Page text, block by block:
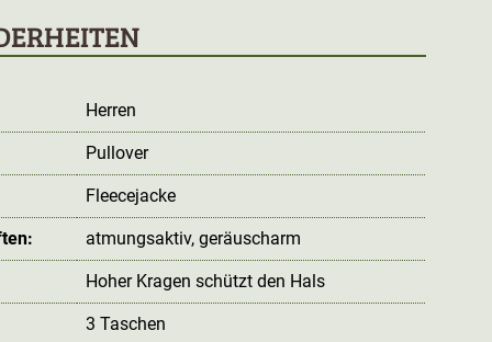
Herren
Pullover
Fleecejacke
atmungsaktiv, geräuscharm
Hoher Kragen schützt den Hals
3 Taschen